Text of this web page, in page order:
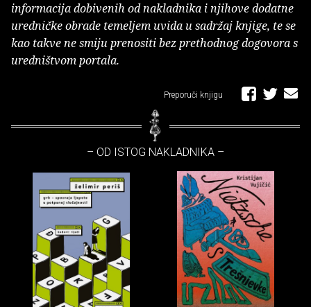
informacija dobivenih od nakladnika i njihove dodatne
uredničke obrade temeljem uvida u sadržaj knjige, te se
kao takve ne smiju prenositi bez prethodnog dogovora s
uredništvom portala.
Preporuči knjigu
– OD ISTOG NAKLADNIKA –